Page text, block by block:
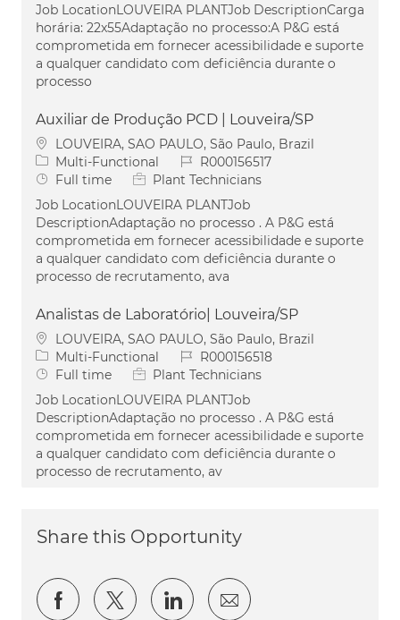
Job LocationLOUVEIRA PLANTJob DescriptionCarga
horária: 22x55Adaptação no processo:A P&G está
comprometida em fornecer acessibilidade e suporte
a qualquer candidato com deficiência durante o
processo
Auxiliar de Produção PCD | Louveira/SP
Location
LOUVEIRA, SAO PAULO, São Paulo, Brazil
Category
Multi-Functional Job IdR000156517
Job Type
Full time
Plant Technicians
Job LocationLOUVEIRA PLANTJob
DescriptionAdaptação no processo . A P&G está
comprometida em fornecer acessibilidade e suporte
a qualquer candidato com deficiência durante o
processo de recrutamento, ava
Analistas de Laboratório| Louveira/SP
Location
LOUVEIRA, SAO PAULO, São Paulo, Brazil
Category
Multi-Functional Job IdR000156518
Job Type
Full time
Plant Technicians
Job LocationLOUVEIRA PLANTJob
DescriptionAdaptação no processo . A P&G está
comprometida em fornecer acessibilidade e suporte
a qualquer candidato com deficiência durante o
processo de recrutamento, av
Share this Opportunity
Share via Facebook
Share via twitter
Share via LinkedIn
Share via email